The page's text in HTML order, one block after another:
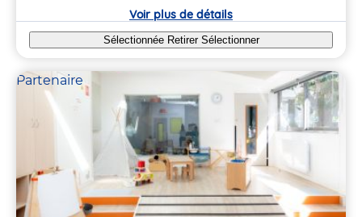
Voir plus de détails
Sélectionnée Retirer Sélectionner
Partenaire